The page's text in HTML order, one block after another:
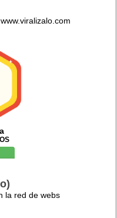
la red de webs